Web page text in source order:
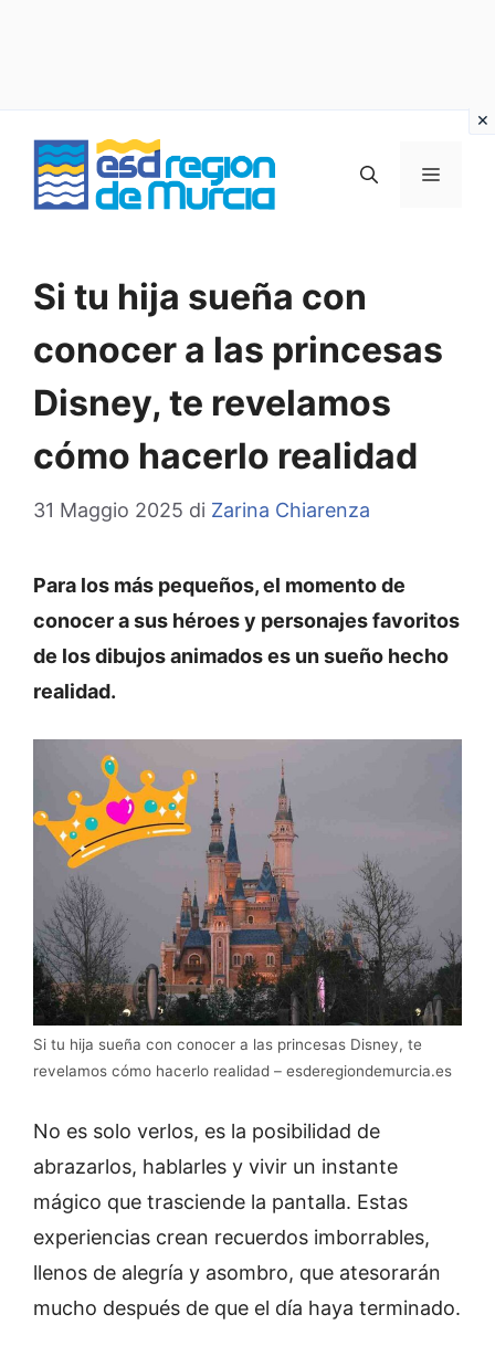
contenuto
MENU
Si tu hija sueña con
conocer a las princesas
Disney, te revelamos
cómo hacerlo realidad
31 Maggio 2025 di Zarina Chiarenza
Para los más pequeños, el momento de
conocer a sus héroes y personajes favoritos
de los dibujos animados es un sueño hecho
realidad.
Si tu hija sueña con conocer a las princesas Disney, te
revelamos cómo hacerlo realidad – esderegiondemurcia.es
No es solo verlos, es la posibilidad de
abrazarlos, hablarles y vivir un instante
mágico que trasciende la pantalla. Estas
experiencias crean recuerdos imborrables,
llenos de alegría y asombro, que atesorarán
mucho después de que el día haya terminado.